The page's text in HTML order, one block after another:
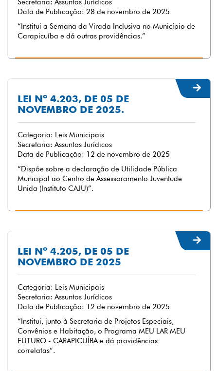
Secretaria: Assuntos Jurídicos
Data de Publicação: 28 de novembro de 2025
“Institui a Semana da Virada Inclusiva no Município de
Carapicuíba e dá outras providências.”
LEI Nº 4.203, DE 05 DE
NOVEMBRO DE 2025.
Categoria: Leis Municipais
Secretaria: Assuntos Jurídicos
Data de Publicação: 12 de novembro de 2025
“Dispõe sobre a declaração de Utilidade Pública
Municipal ao Centro de Assessoramento Juventude
Unida (Instituto CAJU)”.
LEI Nº 4.205, DE 05 DE
NOVEMBRO DE 2025
Categoria: Leis Municipais
Secretaria: Assuntos Jurídicos
Data de Publicação: 12 de novembro de 2025
“Institui, junto à Secretaria de Projetos Especiais,
Convênios e Habitação, o Programa MEU LAR MEU
FUTURO - CARAPICUÍBA e dá providências
correlatas”.